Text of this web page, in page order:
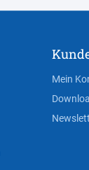
Mein